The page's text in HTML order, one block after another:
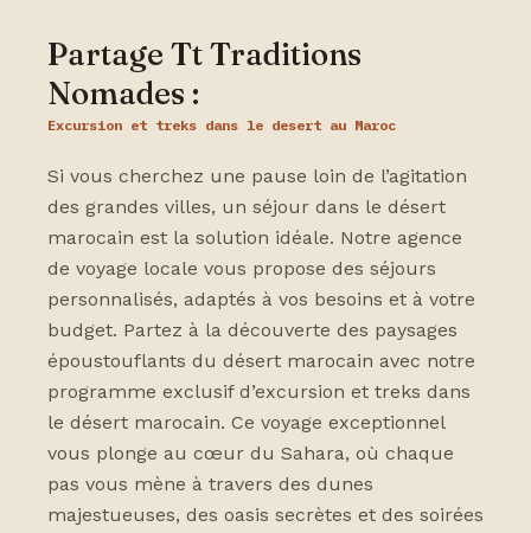
Partage Tt Traditions
Nomades :
Excursion et treks dans le desert au Maroc
Si vous cherchez une pause loin de l’agitation
des grandes villes, un séjour dans le désert
marocain est la solution idéale. Notre agence
de voyage locale vous propose des séjours
personnalisés, adaptés à vos besoins et à votre
budget. Partez à la découverte des paysages
époustouflants du désert marocain avec notre
programme exclusif d’excursion et treks dans
le désert marocain. Ce voyage exceptionnel
vous plonge au cœur du Sahara, où chaque
pas vous mène à travers des dunes
majestueuses, des oasis secrètes et des soirées